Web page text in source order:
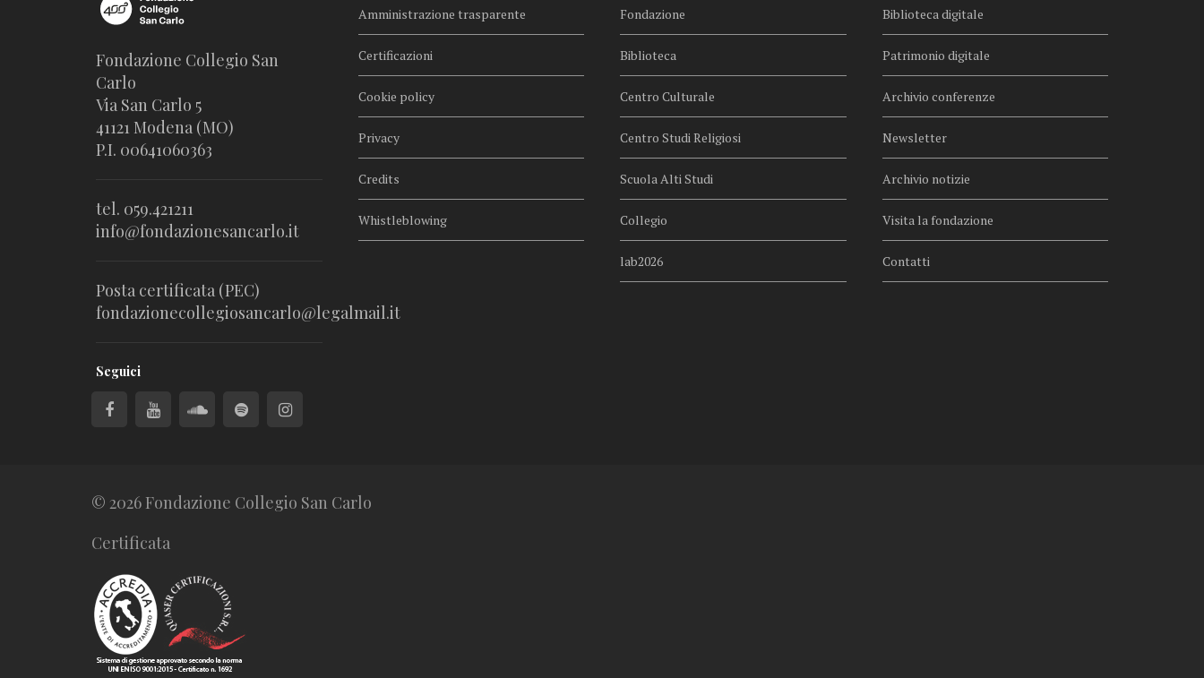
Fondazione Collegio San
Carlo
Via San Carlo 5
41121 Modena (MO)
P.I. 00641060363
tel. 059.421211
info@fondazionesancarlo.it
Posta certificata (PEC)
fondazionecollegiosancarlo@legalmail.it
Seguici
Amministrazione trasparente
Certificazioni
Cookie policy
Privacy
Credits
Whistleblowing
Fondazione
Biblioteca
Centro Culturale
Centro Studi Religiosi
Scuola Alti Studi
Collegio
lab2026
Biblioteca digitale
Patrimonio digitale
Archivio conferenze
Newsletter
Archivio notizie
Visita la fondazione
Contatti
© 2026 Fondazione Collegio San Carlo
Certificata